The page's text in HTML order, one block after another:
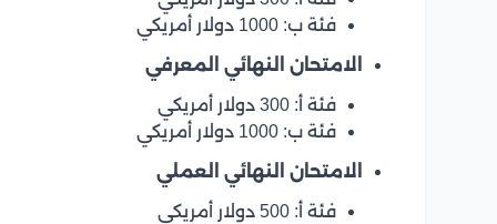
فئة ب: 1000 دولار أمريكي
الامتحان النهائي المعرفي
فئة أ: 300 دولار أمريكي
فئة ب: 1000 دولار أمريكي
الامتحان النهائي العملي
فئة أ: 500 دولار أمريكي